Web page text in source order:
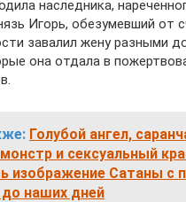
наследника,
Игорь, обезумевший от
завалил жену разными
она отдала в
Голубой ангел,
и сексуальный
изображение Сатаны с
наших дней